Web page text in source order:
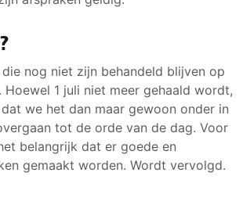
nog niet zijn behandeld blijven op
Hoewel 1 juli niet meer gehaald wordt,
we het dan maar gewoon onder in
tot de orde van de dag. Voor
belangrijk dat er goede en
gemaakt worden. Wordt vervolgd.